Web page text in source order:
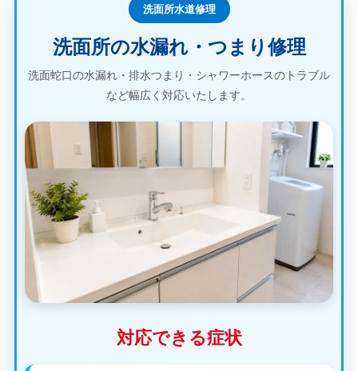
洗面所水道修理
洗面所の水漏れ・つまり修理
洗面蛇口の水漏れ・排水つまり・シャワーホースのトラブル
など幅広く対応いたします。
対応できる症状